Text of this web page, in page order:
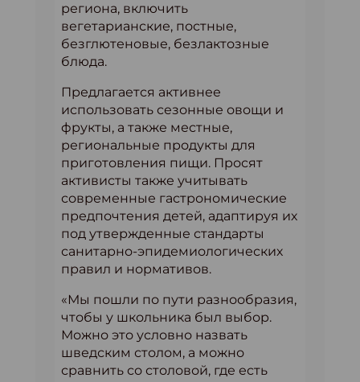
региона, включить
вегетарианские, постные,
безглютеновые, безлактозные
блюда.
Предлагается активнее
использовать сезонные овощи и
фрукты, а также местные,
региональные продукты для
приготовления пищи. Просят
активисты также учитывать
современные гастрономические
предпочтения детей, адаптируя их
под утвержденные стандарты
санитарно-эпидемиологических
правил и нормативов.
«Мы пошли по пути разнообразия,
чтобы у школьника был выбор.
Можно это условно назвать
шведским столом, а можно
сравнить со столовой, где есть